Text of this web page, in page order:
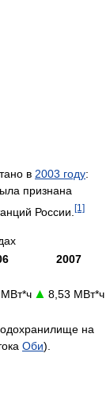
в 2003 году:
признана
России. [1]
2007
▲ 8,53 МВт*ч
на
Оби).